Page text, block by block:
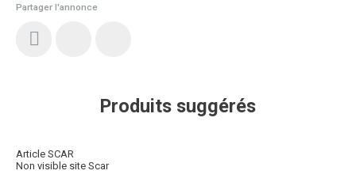
Partager l'annonce
Produits suggérés
Article SCAR
Non visible site Scar